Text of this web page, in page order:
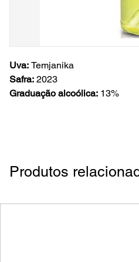
Uva: Temjanika
Safra: 2023
Graduação alcoólica: 13%
Produtos